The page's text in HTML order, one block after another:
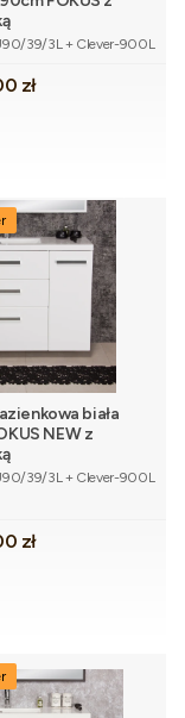
39/3L + Clever-900L
zł
biała
NEW z
39/3L + Clever-900L
zł